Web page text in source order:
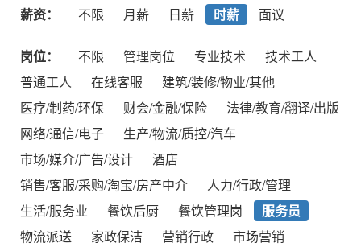
薪资： 不限 月薪 日薪 时薪 面议
岗位： 不限 管理岗位 专业技术
技术工人
普通工人
在线客服
建筑/装修/物业/其他
医疗/制药/环保
财会/金融/保险
法律/教育/翻译/出版
网络/通信/电子
生产/物流/质控/汽车
市场/媒介/广告/设计
酒店
销售/客服/采购/淘宝/房产中介
人力/行政/管理
生活/服务业
餐饮后厨 餐饮管理岗
服务员
物流派送
家政保洁 营销行政
市场营销